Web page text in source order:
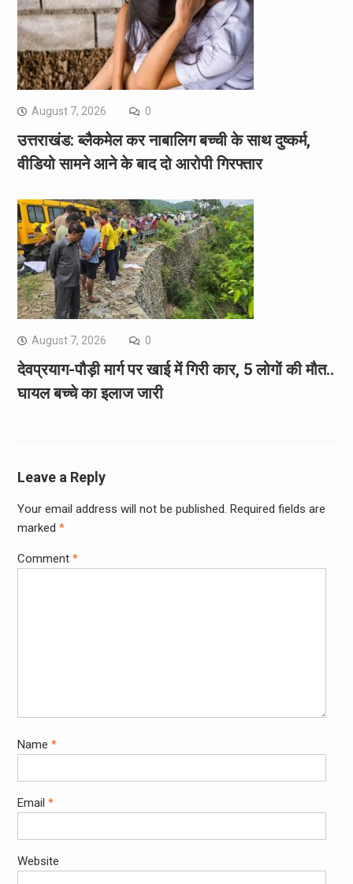
August 7, 2026 0
उत्तराखंड: ब्लैकमेल कर नाबालिग बच्ची के साथ दुष्कर्म,
वीडियो सामने आने के बाद दो आरोपी गिरफ्तार
August 7, 2026 0
देवप्रयाग-पौड़ी मार्ग पर खाई में गिरी कार, 5 लोगों की मौत..
घायल बच्चे का इलाज जारी
Leave a Reply
Your email address will not be published. Required fields are
marked *
Comment *
Name *
Email *
Website